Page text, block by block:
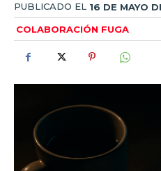
PUBLICADO EL 16 DE MAYO
COLABORACIÓN FUGA